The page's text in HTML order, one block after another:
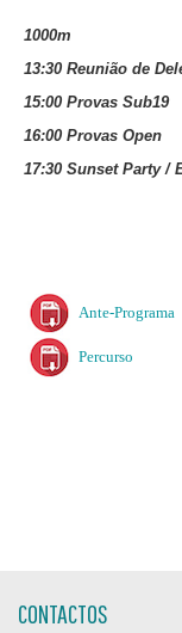
1000m
13:30 Reunião de
15:00 Provas Sub19
16:00 Provas Open
17:30 Sunset Party /
Ante-Programa
Percurso
CONTACTOS